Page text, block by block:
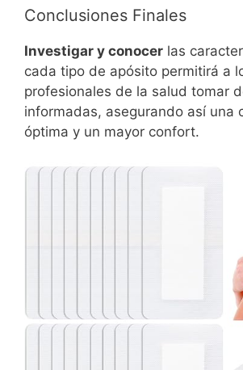
Conclusiones Finales
Investigar y conocer las
cada tipo de apósito permitirá a
profesionales de la salud tomar
informadas, asegurando así una
óptima y un mayor confort.